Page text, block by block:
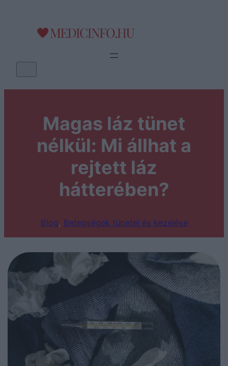
tartalomhoz
Magas láz tünet
nélkül: Mi állhat a
rejtett láz
hátterében?
Blog, Betegségek tünetei és kezelése